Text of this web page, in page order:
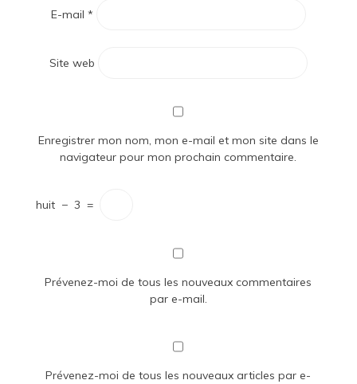
E-mail *
Site web
Enregistrer mon nom, mon e-mail et mon site dans le
navigateur pour mon prochain commentaire.
huit − 3 =
Prévenez-moi de tous les nouveaux commentaires
par e-mail.
Prévenez-moi de tous les nouveaux articles par e-